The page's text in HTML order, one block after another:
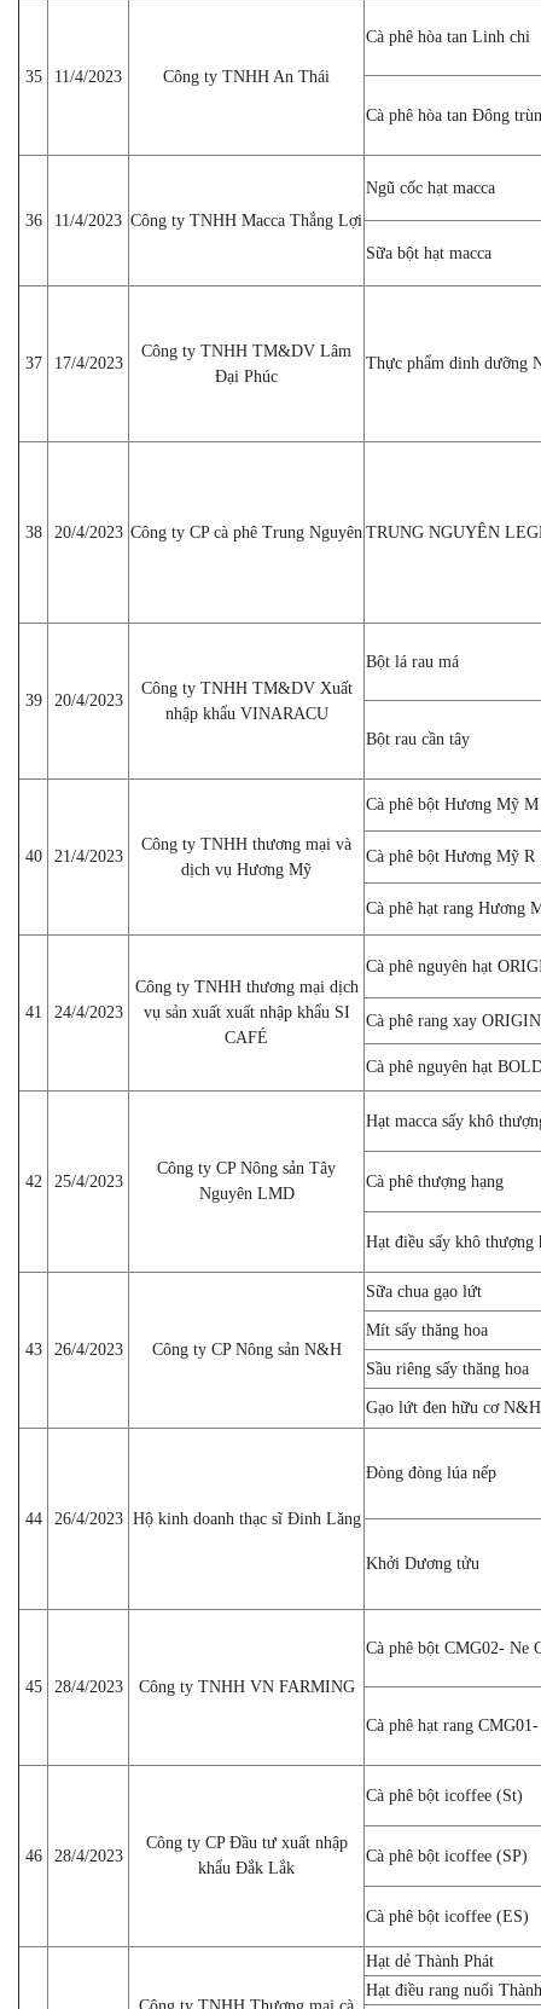
35 11/4/2023 Công ty TNHH An Thái
Cà phê hòa tan Linh chi
Cà phê hòa tan Đông
36 11/4/2023 Công ty TNHH Macca Thắng Lợi
Ngũ cốc hạt macca
Sữa bột hạt macca
37 17/4/2023
Công ty TNHH TM&DV Lâm
Đại Phúc
Thực phẩm dinh dưỡng
38 20/4/2023 Công ty CP cà phê Trung Nguyên TRUNG NGUYÊN
39 20/4/2023
Công ty TNHH TM&DV Xuất
nhập khẩu VINARACU
Bột lá rau má
Bột rau cần tây
40 21/4/2023
Công ty TNHH thương mại và
dịch vụ Hương Mỹ
Cà phê bột Hương Mỹ M
Cà phê bột Hương Mỹ R
Cà phê hạt rang Hương
41 24/4/2023
Công ty TNHH thương mại dịch
vụ sản xuất xuất nhập khẩu SI
CAFÉ
Cà phê nguyên hạt
Cà phê rang xay
Cà phê nguyên hạt
42 25/4/2023
Công ty CP Nông sản Tây
Nguyên LMD
Hạt macca sấy khô
Cà phê thượng hạng
Hạt điều sấy khô thượng
43 26/4/2023 Công ty CP Nông sản N&H
Sữa chua gạo lứt
Mít sấy thăng hoa
Sầu riêng sấy thăng hoa
Gạo lứt đen hữu cơ N&H
44 26/4/2023 Hộ kinh doanh thạc sĩ Đinh Lăng
Đòng đòng lúa nếp
Khởi Dương tửu
45 28/4/2023 Công ty TNHH VN FARMING
Cà phê bột CMG02- Ne
Cà phê hạt rang
46 28/4/2023
Công ty CP Đầu tư xuất nhập
khẩu Đắk Lắk
Cà phê bột icoffee (St)
Cà phê bột icoffee (SP)
Cà phê bột icoffee (ES)
Hạt dẻ Thành Phát
Hạt điều rang nuối